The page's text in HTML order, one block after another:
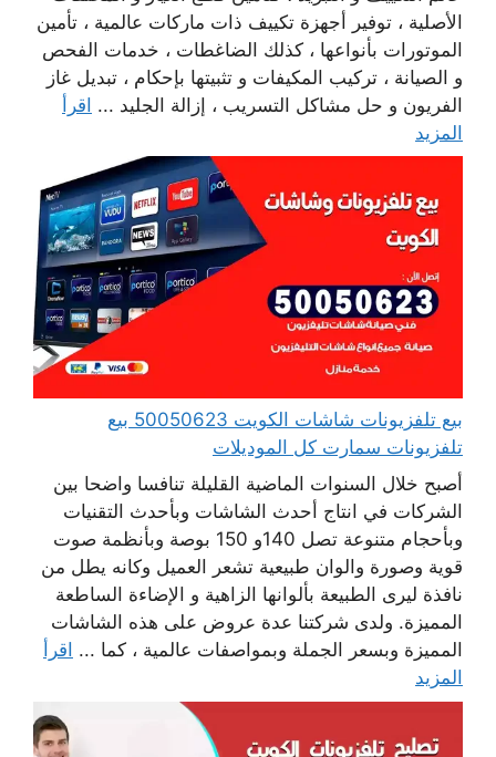
الأصلية ، توفير أجهزة تكييف ذات ماركات عالمية ، تأمين
الموتورات بأنواعها ، كذلك الضاغطات ، خدمات الفحص
و الصيانة ، تركيب المكيفات و تثبيتها بإحكام ، تبديل غاز
الفريون و حل مشاكل التسريب ، إزالة الجليد ... اقرأ
المزيد
بيع تلفزيونات شاشات الكويت 50050623 بيع
تلفزيونات سمارت كل الموديلات
أصبح خلال السنوات الماضية القليلة تنافسا واضحا بين
الشركات في انتاج أحدث الشاشات وبأحدث التقنيات
وبأحجام متنوعة تصل 140و 150 بوصة وبأنظمة صوت
قوية وصورة والوان طبيعية تشعر العميل وكانه يطل من
نافذة ليرى الطبيعة بألوانها الزاهية و الإضاءة الساطعة
المميزة. ولدى شركتنا عدة عروض على هذه الشاشات
المميزة وبسعر الجملة وبمواصفات عالمية ، كما ... اقرأ
المزيد